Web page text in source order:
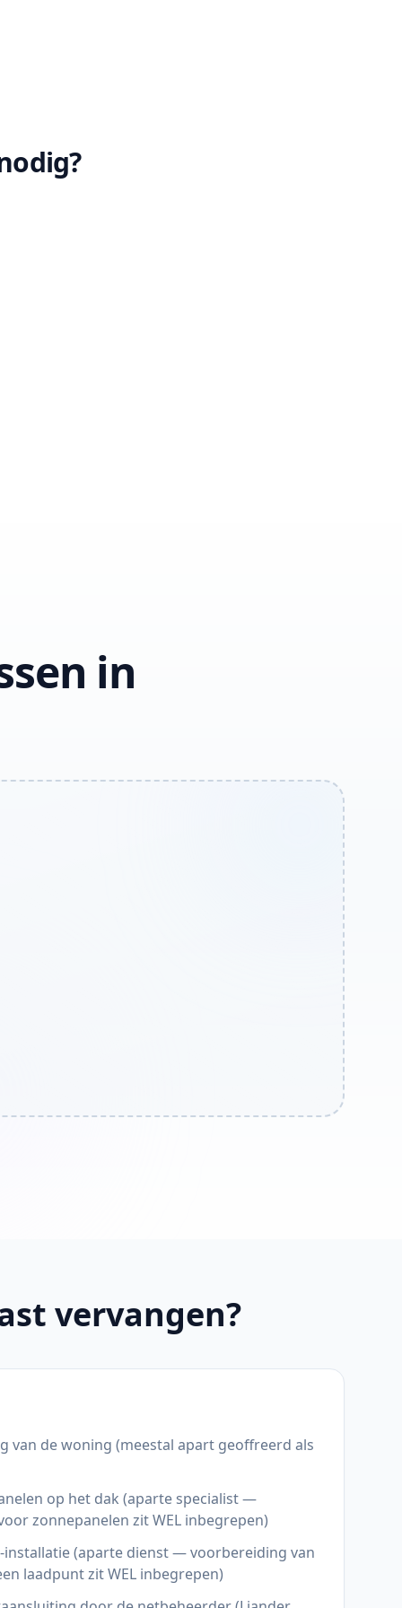
in
vervangen?
van de woning (meestal apart geoffreerd als
op het dak (aparte specialist —
zonnepanelen zit WEL inbegrepen)
installatie (aparte dienst — voorbereiding van
laadpunt zit WEL inbegrepen)